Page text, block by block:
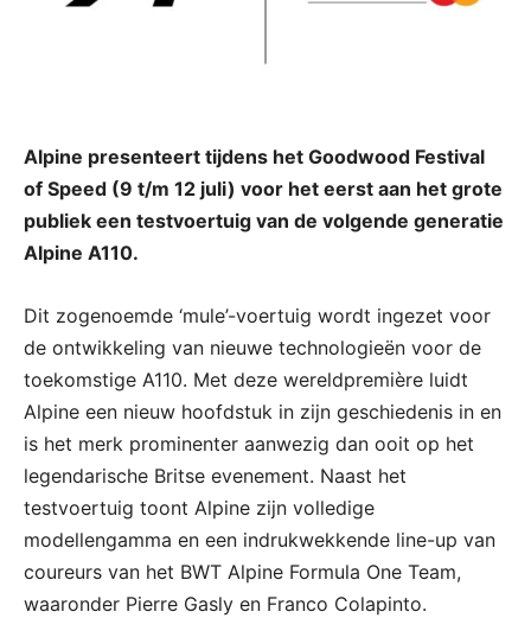
Alpine presenteert tijdens het Goodwood Festival
of Speed (9 t/m 12 juli) voor het eerst aan het grote
publiek een testvoertuig van de volgende generatie
Alpine A110.
Dit zogenoemde ‘mule’-voertuig wordt ingezet voor
de ontwikkeling van nieuwe technologieën voor de
toekomstige A110. Met deze wereldpremière luidt
Alpine een nieuw hoofdstuk in zijn geschiedenis in en
is het merk prominenter aanwezig dan ooit op het
legendarische Britse evenement. Naast het
testvoertuig toont Alpine zijn volledige
modellengamma en een indrukwekkende line-up van
coureurs van het BWT Alpine Formula One Team,
waaronder Pierre Gasly en Franco Colapinto.